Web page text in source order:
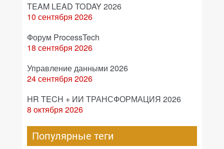
TEAM LEAD TODAY 2026
10 сентября 2026
Форум ProcessTech
18 сентября 2026
Управление данными 2026
24 сентября 2026
HR TECH + ИИ ТРАНСФОРМАЦИЯ 2026
8 октября 2026
Популярные теги